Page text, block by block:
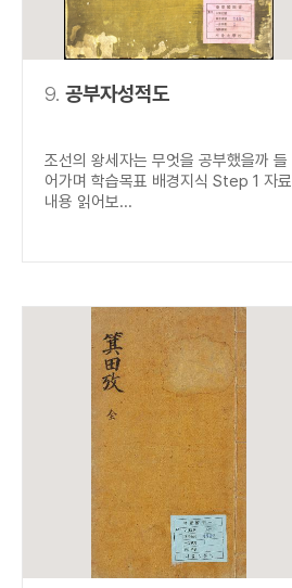
9. 공부자성적도
조선의 왕세자는 무엇을 공부했을까 들
어가며 학습목표 배경지식 Step 1 자료
내용 읽어보...